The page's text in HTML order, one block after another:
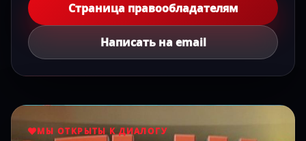
Страница правообладателям
Написать на email
МЫ ОТКРЫТЫ К ДИАЛОГУ